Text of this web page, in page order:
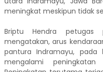
meningkat meskipun tidak
Briptu Hendra petugas
mengatakan, arus
pantura Indramayu, pada
mengalami